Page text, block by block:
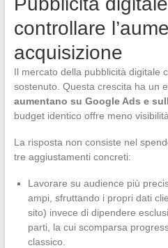
controllare
acquisizione
Il mercato della pubblicità digitale
sostenuto. Questa crescita ha un
aumentano su Google Ads e
budget identico offre meno
La risposta non consiste nel
tre aggiustamenti concreti:
Lavorare su audience più
ampi, sfruttando i propri dati
sito) invece di dipendere
parti, la cui scomparsa
classico.